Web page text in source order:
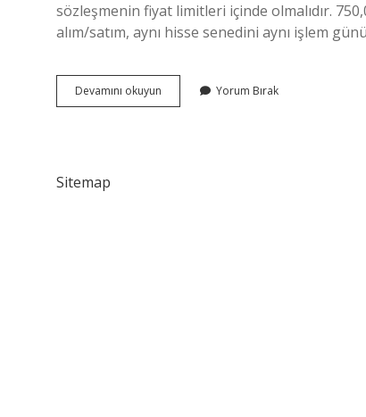
sözleşmenin fiyat limitleri içinde olmalıdır.
alım/satım, aynı hisse senedini aynı işlem
Devamını okuyun
Tl
Yorum Bırak
Sitemap